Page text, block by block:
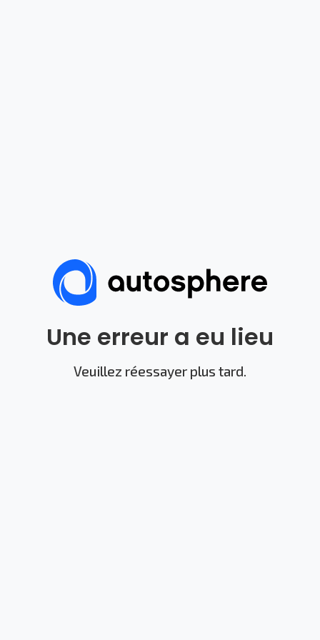
Une erreur a eu lieu
Veuillez réessayer plus tard.